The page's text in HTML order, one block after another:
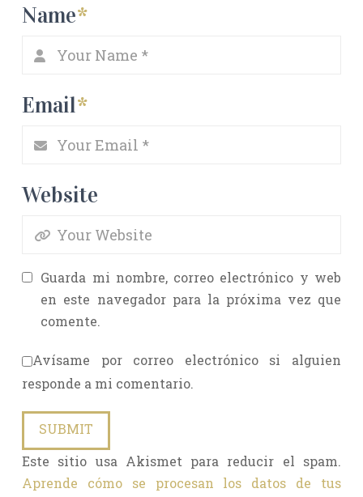
Name*
Email*
Website
Guarda mi nombre, correo electrónico y web
en este navegador para la próxima vez que
comente.
Avísame por correo electrónico si alguien
responde a mi comentario.
Este sitio usa Akismet para reducir el spam.
Aprende cómo se procesan los datos de tus